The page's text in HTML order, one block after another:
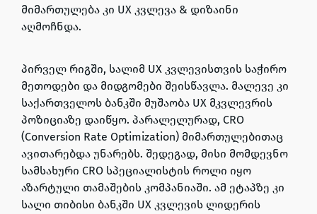
მიმართულება კი UX კვლევა & დიზაინი
აღმოჩნდა.
პირველ რიგში, სალიმ UX კვლევისთვის საჭირო
მეთოდები და მიდგომები შეისწავლა. მალევე კი
საქართველოს ბანკში მუშაობა UX მკვლევრის
პოზიციაზე დაიწყო. პარალელურად, CRO
(Conversion Rate Optimization) მიმართულებითაც
ავითარებდა უნარებს. შედეგად, მისი მომდევნო
სამსახური CRO სპეციალისტის როლი იყო
აზარტული თამაშების კომპანიაში. ამ ეტაპზე კი
სალი თიბისი ბანკში UX კვლევის ლიდერის